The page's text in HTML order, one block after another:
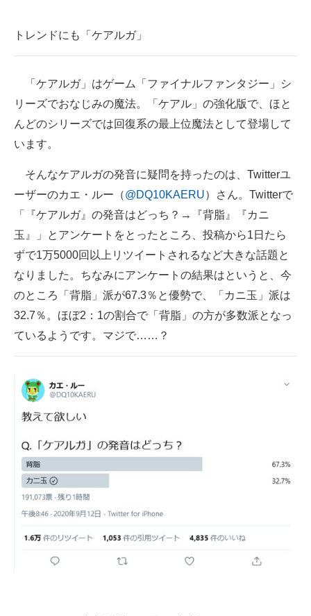
ITエンジニア向け専門サイト
企業向けIT製品の総合サイト
IT製品の技術・比較・事例
製造業のIT導入・活用を支援
モノづくり技術者専門サイト
電子設計の基本と応用
建設×テクノロジーの最前線
トレンドにも「ケアルガ」
「ケアルガ」はゲーム「ファイナルファンタジー」シ
リーズでおなじみの魔法。「ケアル」の強化版で、ほと
んどのシリーズでは回復系の最上位魔法として登場して
います。
そんなケアルガの発音に疑問を持ったのは、Twitterユ
ーザーのカエ・ルー（@DQ10KAERU）さん。Twitterで
「『ケアルガ』の発音はどっち？→『背脂』『カニ
玉』」とアンケートをとったところ、投稿から1日たら
ずで1万5000回以上リツイートされるなど大きな話題と
なりました。ちなみにアンケートの結果はというと、今
のところ「背脂」派が67.3％と優勢で、「カニ玉」派は
32.7％。ほぼ2：1の割合で「背脂」の方が多数派となっ
ているようです。マジで……？